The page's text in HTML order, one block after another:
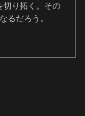
切り拓く。その
るだろう。